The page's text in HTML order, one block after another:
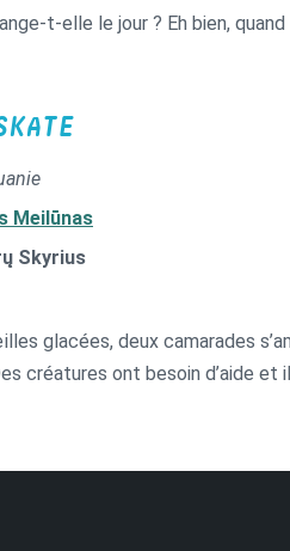
t-elle le jour ? Eh bien,
Meilūnas
Skyrius
glacées, deux camarades
créatures ont besoin d’aide et